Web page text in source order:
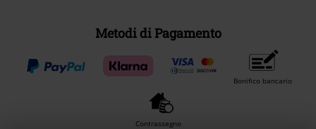
Metodi di Pagamento
Bonifico bancario
Contrassegno